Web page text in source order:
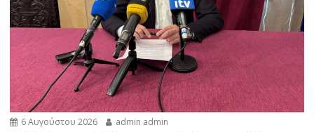
6 Αυγούστου 2026 admin admin